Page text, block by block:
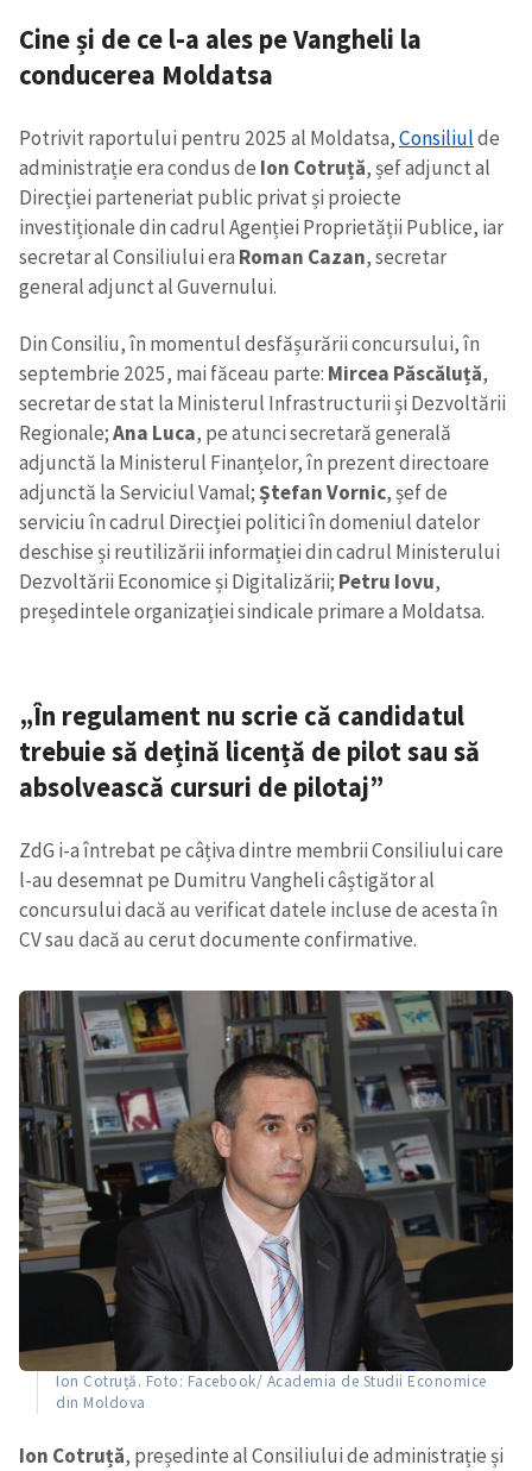
in English
на русском
Cine și de ce l-a ales pe Vangheli la
conducerea Moldatsa
Potrivit raportului pentru 2025 al Moldatsa,Consiliulde
administrație era condus de Ion Cotruță, șef adjunct al
Direcției parteneriat public privat și proiecte
investiționale din cadrul Agenției Proprietății Publice, iar
secretar al Consiliului era Roman Cazan, secretar
general adjunct al Guvernului.
Din Consiliu, în momentul desfășurării concursului, în
septembrie 2025, mai făceau parte: Mircea Păscăluță,
secretar de stat la Ministerul Infrastructurii și Dezvoltării
Regionale;Ana Luca, pe atunci secretară generală
adjunctă la Ministerul Finanțelor, în prezent directoare
adjunctă la Serviciul Vamal;Ștefan Vornic, șef de
serviciu în cadrul Direcției politici în domeniul datelor
deschise și reutilizării informației din cadrul Ministerului
Dezvoltării Economice și Digitalizării; Petru Iovu,
președintele organizației sindicale primare a Moldatsa.
„În regulament nu scrie că candidatul
trebuie să dețină licență de pilot sau să
absolvească cursuri de pilotaj”
ZdG i-a întrebat pe câțiva dintre membrii Consiliului care
l-au desemnat pe Dumitru Vangheli câștigător al
concursului dacă au verificat datele incluse de acesta în
CV sau dacă au cerut documente confirmative.
Ion Cotruță. Foto: Facebook/ Academia de Studii Economice
din Moldova
Ion Cotruță, președinte al Consiliului de administrație și